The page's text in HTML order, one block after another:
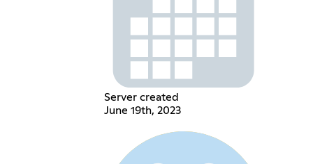
Server created
June 19th, 2023